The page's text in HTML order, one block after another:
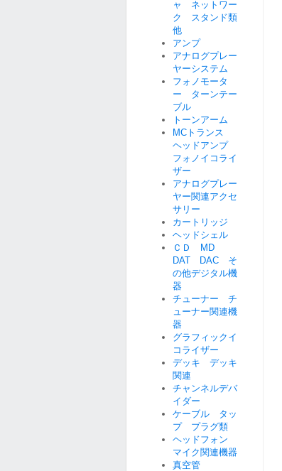
ャ ネットワー
ク スタンド類
他
アンプ
アナログプレー
ヤーシステム
フォノモータ
ー ターンテー
ブル
トーンアーム
MCトランス
ヘッドアンプ
フォノイコライ
ザー
アナログプレー
ヤー関連アクセ
サリー
カートリッジ
ヘッドシェル
ＣＤ MD
DAT DAC そ
の他デジタル機
器
チューナー チ
ューナー関連機
器
グラフィックイ
コライザー
デッキ デッキ
関連
チャンネルデバ
イダー
ケーブル タッ
プ プラグ類
ヘッドフォン
マイク関連機器
真空管